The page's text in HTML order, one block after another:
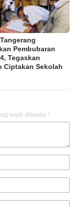
Pembubaran
Tegaskan
Ciptakan Sekolah
wajib ditandai *